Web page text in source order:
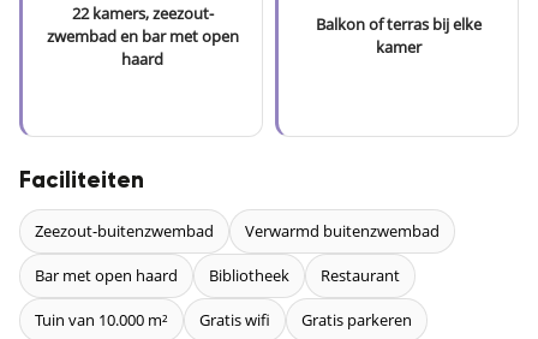
22 kamers, zeezout-
zwembad en bar met open
haard
Balkon of terras bij elke
kamer
Faciliteiten
Zeezout-buitenzwembad Verwarmd buitenzwembad
Bar met open haard Bibliotheek Restaurant
Tuin van 10.000 m² Gratis wifi Gratis parkeren